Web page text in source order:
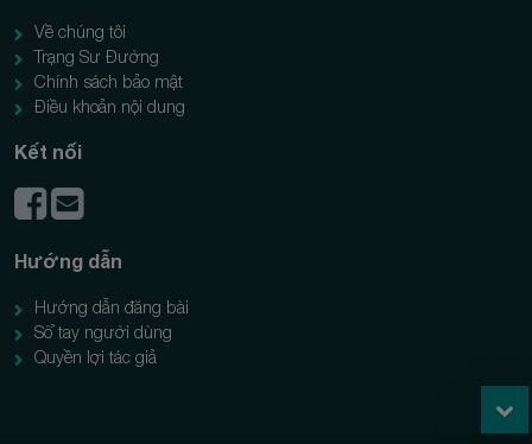
Về chúng tôi
Trạng Sư Đường
Chính sách bảo mật
Điều khoản nội dung
Kết nối
Hướng dẫn
Hướng dẫn đăng bài
Sổ tay người dùng
Quyền lợi tác giả